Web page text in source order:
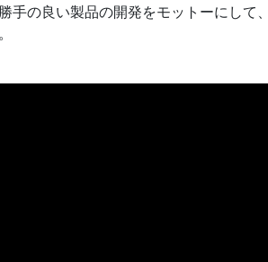
手の良い製品の開発をモットーにして